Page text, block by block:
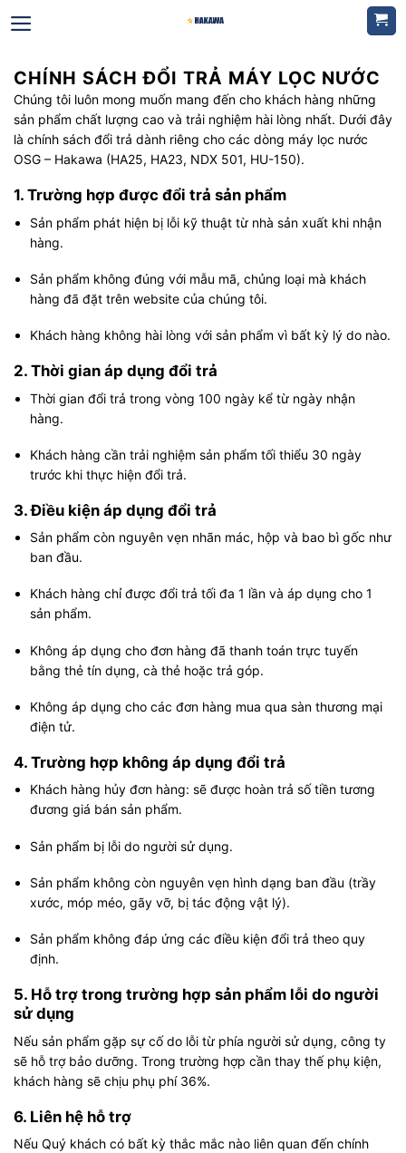
qua
dungCHÍNH SÁCH ĐỔI TRẢ MÁY LỌC NƯỚC
Chúng tôi luôn mong muốn mang đến cho khách hàng những
sản phẩm chất lượng cao và trải nghiệm hài lòng nhất. Dưới đây
là chính sách đổi trả dành riêng cho các dòng máy lọc nước
OSG – Hakawa (HA25, HA23, NDX 501, HU-150).
1. Trường hợp được đổi trả sản phẩm
Sản phẩm phát hiện bị lỗi kỹ thuật từ nhà sản xuất khi nhận
hàng.
Sản phẩm không đúng với mẫu mã, chủng loại mà khách
hàng đã đặt trên website của chúng tôi.
Khách hàng không hài lòng với sản phẩm vì bất kỳ lý do nào.
2. Thời gian áp dụng đổi trả
Thời gian đổi trả trong vòng 100 ngày kể từ ngày nhận
hàng.
Khách hàng cần trải nghiệm sản phẩm tối thiểu 30 ngày
trước khi thực hiện đổi trả.
3. Điều kiện áp dụng đổi trả
Sản phẩm còn nguyên vẹn nhãn mác, hộp và bao bì gốc như
ban đầu.
Khách hàng chỉ được đổi trả tối đa 1 lần và áp dụng cho 1
sản phẩm.
Không áp dụng cho đơn hàng đã thanh toán trực tuyến
bằng thẻ tín dụng, cà thẻ hoặc trả góp.
Không áp dụng cho các đơn hàng mua qua sàn thương mại
điện tử.
4. Trường hợp không áp dụng đổi trả
Khách hàng hủy đơn hàng: sẽ được hoàn trả số tiền tương
đương giá bán sản phẩm.
Sản phẩm bị lỗi do người sử dụng.
Sản phẩm không còn nguyên vẹn hình dạng ban đầu (trầy
xước, móp méo, gãy vỡ, bị tác động vật lý).
Sản phẩm không đáp ứng các điều kiện đổi trả theo quy
định.
5. Hỗ trợ trong trường hợp sản phẩm lỗi do người
sử dụng
Nếu sản phẩm gặp sự cố do lỗi từ phía người sử dụng, công ty
sẽ hỗ trợ bảo dưỡng. Trong trường hợp cần thay thế phụ kiện,
khách hàng sẽ chịu phụ phí 36%.
6. Liên hệ hỗ trợ
Nếu Quý khách có bất kỳ thắc mắc nào liên quan đến chính